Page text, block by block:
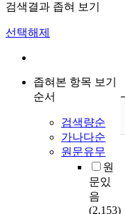
검색결과 좁혀 보기
선택해제
좁혀본 항목 보기
순서
검색량순
가나다순
원문유무
원
문있
음
(2,153)